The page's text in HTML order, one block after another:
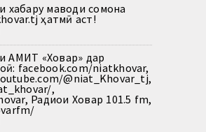
хабару маводи сомона
ҳатмӣ аст!
АМИТ «Ховар» дар
facebook.com/niatkhovar,
@niat_Khovar_tj,
,
Радиои Ховар 101.5 fm,